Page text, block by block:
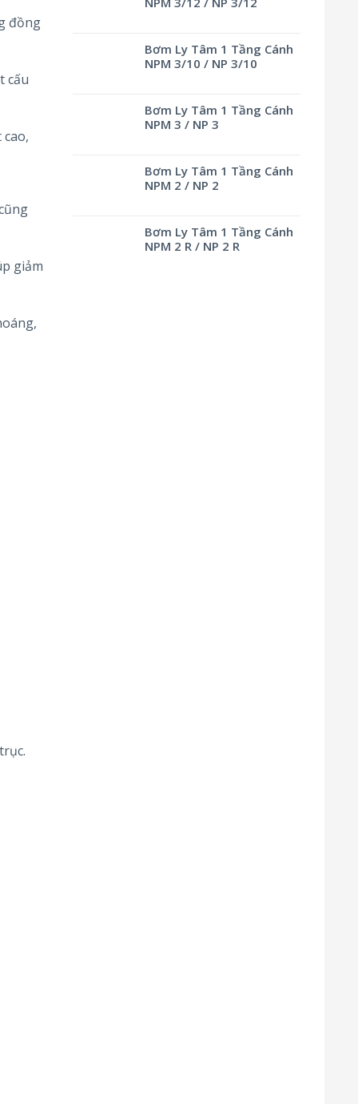
Bơm Ly Tâm 1 Tầng Cánh
NPM 3/10 / NP 3/10
Bơm Ly Tâm 1 Tầng Cánh
NPM 3 / NP 3
Bơm Ly Tâm 1 Tầng Cánh
NPM 2 / NP 2
Bơm Ly Tâm 1 Tầng Cánh
NPM 2 R / NP 2 R
đồng
cấu
giảm